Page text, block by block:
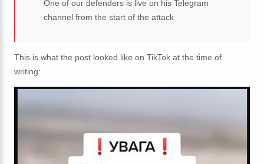
One of our defenders is live on his Telegram
channel from the start of the attack
This is what the post looked like on TikTok at the time of
writing: